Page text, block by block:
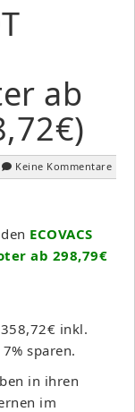
ab
Keine Kommentare
ECOVACS
ab 298,79€
inkl.
sparen.
in ihren
im